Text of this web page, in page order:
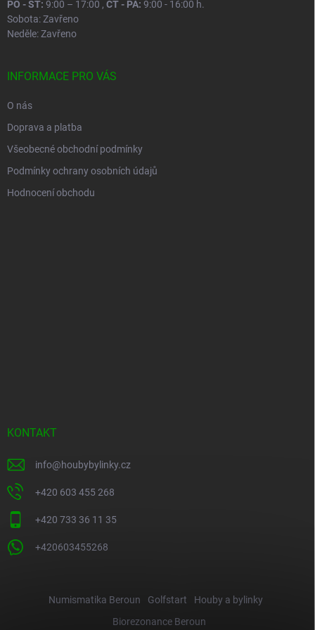
PO - ST: 9:00 – 17:00 , ČT - PÁ: 9:00 - 16:00 h.
Sobota: Zavřeno
Neděle: Zavřeno
INFORMACE PRO VÁS
O nás
Doprava a platba
Všeobecné obchodní podmínky
Podmínky ochrany osobních údajů
Hodnocení obchodu
KONTAKT
info@houbybylinky.cz
+420 603 455 268
+420 733 36 11 35
+420603455268
Numismatika Beroun Golfstart
Houby a bylinky
Biorezonance Beroun